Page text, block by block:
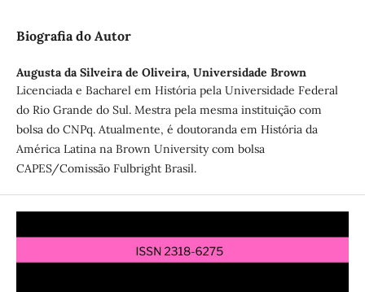
Biografia do Autor
Augusta da Silveira de Oliveira, Universidade Brown
Licenciada e Bacharel em História pela Universidade Federal
do Rio Grande do Sul. Mestra pela mesma instituição com
bolsa do CNPq. Atualmente, é doutoranda em História da
América Latina na Brown University com bolsa
CAPES/Comissão Fulbright Brasil.